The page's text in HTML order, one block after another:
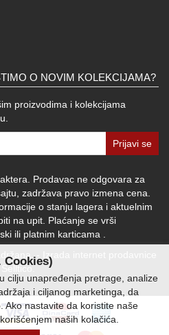
O NOVIM KOLEKCIJAMA?
proizvodima i kolekcijama
Prijavi se
Prodavac ne odgovara za
zadržava pravo izmena cena.
o stanju lagera i aktuelnim
na upit. Plaćanje se vrši
ili platnim karticama .
-
Izrada internet prodavnice
Selltico.
Cookies)
cilju unapređenja pretrage, analize
i ciljanog marketinga, da
Ako nastavite da koristite naše
naših kolačića.